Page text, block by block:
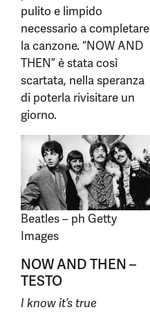
pulito e limpido
necessario a completare
la canzone. “NOW AND
THEN” è stata così
scartata, nella speranza
di poterla rivisitare un
giorno.
Beatles – ph Getty
Images
NOW AND THEN –
TESTO
I know it’s true